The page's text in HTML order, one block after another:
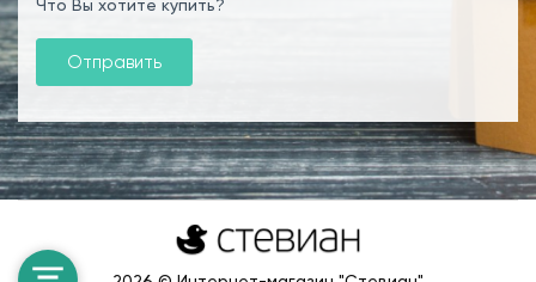
Что Вы хотите купить?
Отправить